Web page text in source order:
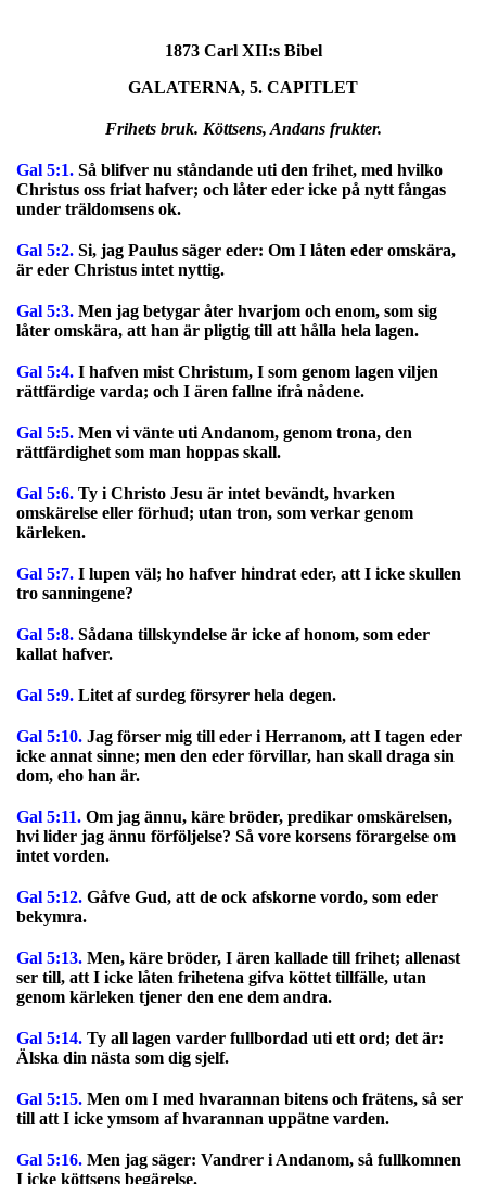
1873 Carl XII:s Bibel
GALATERNA, 5. CAPITLET
Frihets bruk. Köttsens, Andans frukter.
Gal 5:1. Så blifver nu ståndande uti den frihet, med hvilko
Christus oss friat hafver; och låter eder icke på nytt fångas
under träldomsens ok.
Gal 5:2. Si, jag Paulus säger eder: Om I låten eder omskära,
är eder Christus intet nyttig.
Gal 5:3. Men jag betygar åter hvarjom och enom, som sig
låter omskära, att han är pligtig till att hålla hela lagen.
Gal 5:4. I hafven mist Christum, I som genom lagen viljen
rättfärdige varda; och I ären fallne ifrå nådene.
Gal 5:5. Men vi vänte uti Andanom, genom trona, den
rättfärdighet som man hoppas skall.
Gal 5:6. Ty i Christo Jesu är intet bevändt, hvarken
omskärelse eller förhud; utan tron, som verkar genom
kärleken.
Gal 5:7. I lupen väl; ho hafver hindrat eder, att I icke skullen
tro sanningene?
Gal 5:8. Sådana tillskyndelse är icke af honom, som eder
kallat hafver.
Gal 5:9. Litet af surdeg försyrer hela degen.
Gal 5:10. Jag förser mig till eder i Herranom, att I tagen eder
icke annat sinne; men den eder förvillar, han skall draga sin
dom, eho han är.
Gal 5:11. Om jag ännu, käre bröder, predikar omskärelsen,
hvi lider jag ännu förföljelse? Så vore korsens förargelse om
intet vorden.
Gal 5:12. Gåfve Gud, att de ock afskorne vordo, som eder
bekymra.
Gal 5:13. Men, käre bröder, I ären kallade till frihet; allenast
ser till, att I icke låten frihetena gifva köttet tillfälle, utan
genom kärleken tjener den ene dem andra.
Gal 5:14. Ty all lagen varder fullbordad uti ett ord; det är:
Älska din nästa som dig sjelf.
Gal 5:15. Men om I med hvarannan bitens och frätens, så ser
till att I icke ymsom af hvarannan uppätne varden.
Gal 5:16. Men jag säger: Vandrer i Andanom, så fullkomnen
I icke köttsens begärelse.